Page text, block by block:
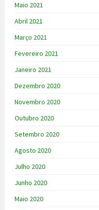
Maio 2021
Abril 2021
Março 2021
Fevereiro 2021
Janeiro 2021
Dezembro 2020
Novembro 2020
Outubro 2020
Setembro 2020
Agosto 2020
Julho 2020
Junho 2020
Maio 2020